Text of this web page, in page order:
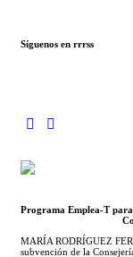
Síguenos en rrrss
Programa Emplea-T
MARÍA RODRÍGUEZ
subvención de la